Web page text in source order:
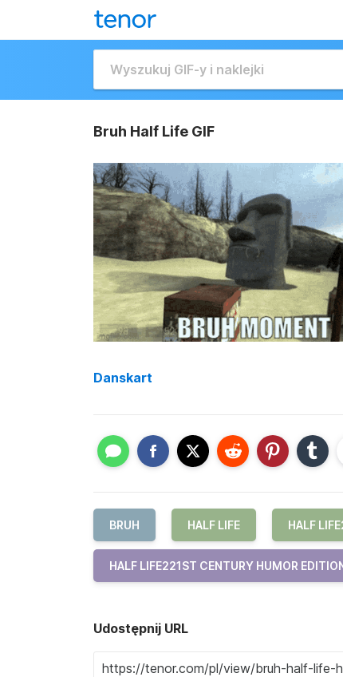
Bruh Half Life GIF
Danskart
BRUH HALF LIFE HALF
HALF LIFE221ST CENTURY HUMOR
Udostępnij URL